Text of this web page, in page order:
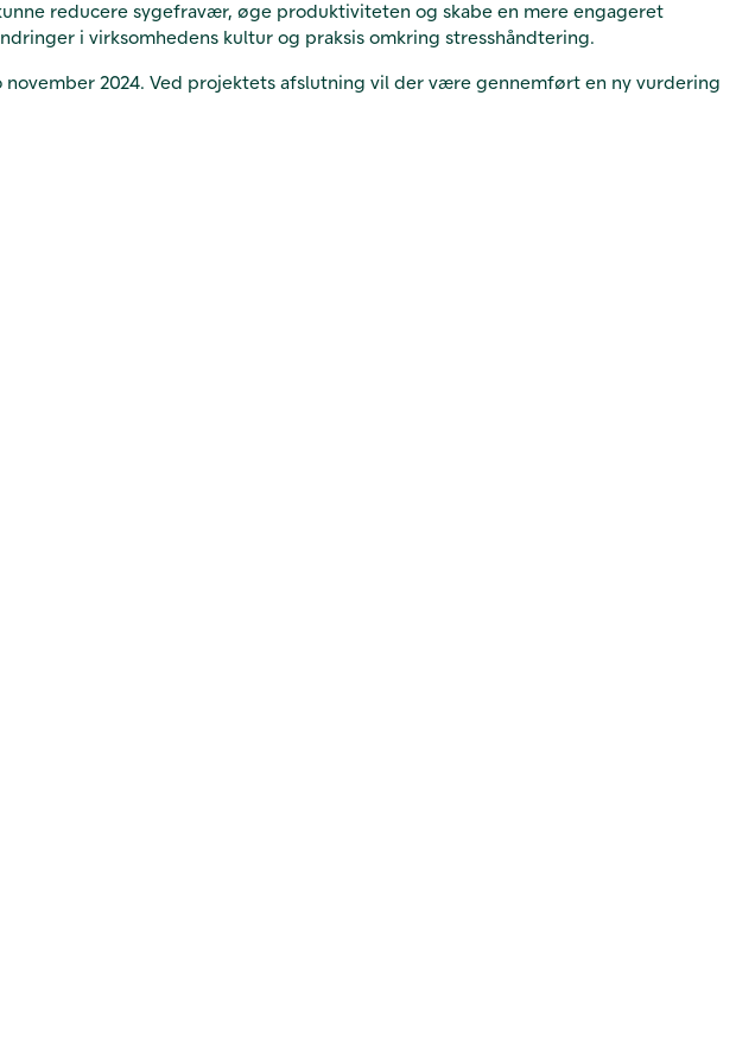
reducere sygefravær, øge produktiviteten og skabe en mere engageret
i virksomhedens kultur og praksis omkring stresshåndtering.
2024. Ved projektets afslutning vil der være gennemført en ny vurdering